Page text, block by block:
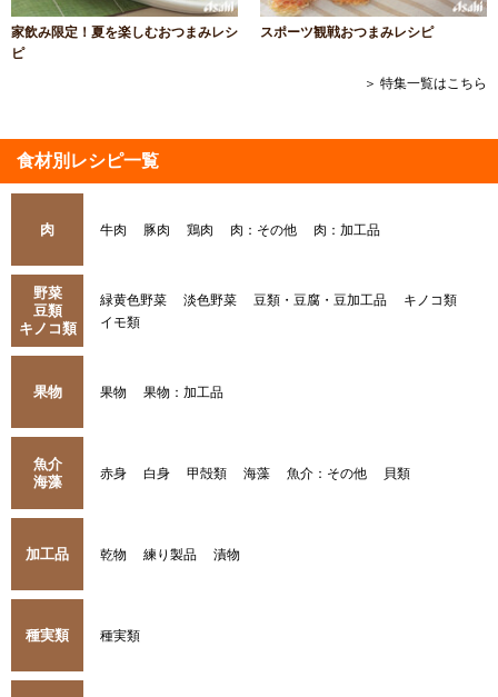
家飲み限定！夏を楽しむおつまみレシ
ピ
スポーツ観戦おつまみレシピ
＞ 特集一覧はこちら
食材別レシピ一覧
肉 牛肉 豚肉 鶏肉 肉：その他 肉：加工品
野菜
豆類
キノコ類
緑黄色野菜 淡色野菜 豆類・豆腐・豆加工品
キノコ類
イモ類
果物 果物 果物：加工品
魚介
海藻
赤身 白身 甲殻類 海藻 魚介：その他 貝類
加工品 乾物 練り製品 漬物
種実類 種実類